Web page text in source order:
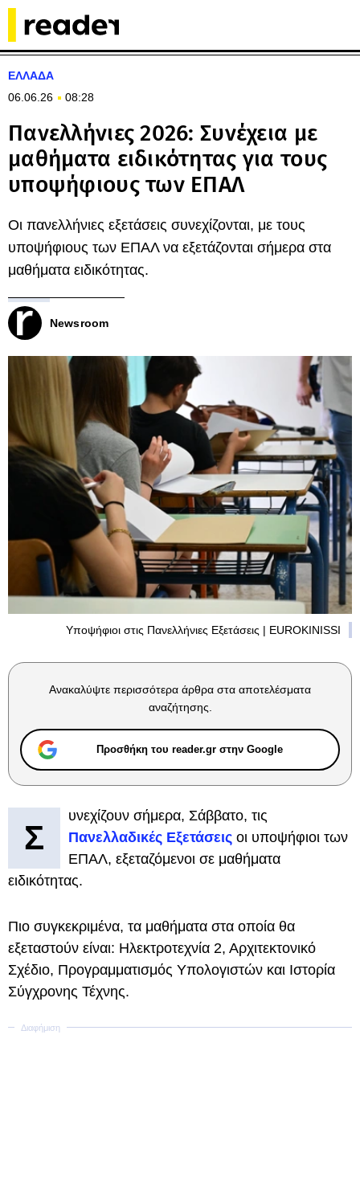
ΕΛΛΑΔΑ
06.06.26
08:28
Πανελλήνιες 2026: Συνέχεια με
μαθήματα ειδικότητας για τους
υποψήφιους των ΕΠΑΛ
Οι πανελλήνιες εξετάσεις συνεχίζονται, με τους
υποψήφιους των ΕΠΑΛ να εξετάζονται σήμερα στα
μαθήματα ειδικότητας.
Newsroom
Υποψήφιοι στις Πανελλήνιες Εξετάσεις | EUROKINISSI
Ανακαλύψτε περισσότερα άρθρα στα αποτελέσματα
αναζήτησης.
Προσθήκη του reader.gr στην Google
Σ
υνεχίζουν σήμερα, Σάββατο, τις
Πανελλαδικές Εξετάσεις οι υποψήφιοι των
ΕΠΑΛ, εξεταζόμενοι σε μαθήματα
ειδικότητας.
Πιο συγκεκριμένα, τα μαθήματα στα οποία θα
εξεταστούν είναι: Ηλεκτροτεχνία 2, Αρχιτεκτονικό
Σχέδιο, Προγραμματισμός Υπολογιστών και Ιστορία
Σύγχρονης Τέχνης.